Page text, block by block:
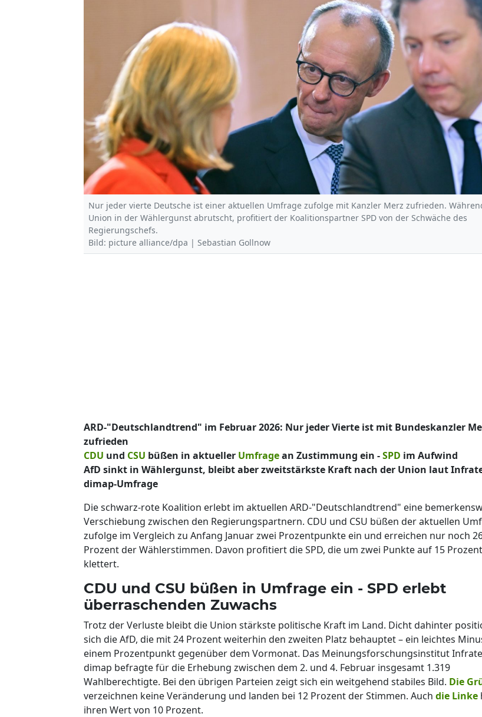
Nur jeder vierte Deutsche ist einer aktuellen Umfrage zufolge mit Kanzler Merz zufrieden.
Union in der Wählergunst abrutscht, profitiert der Koalitionspartner SPD von der Schwäche des
Regierungschefs.
Bild: picture alliance/dpa | Sebastian Gollnow
ARD-"Deutschlandtrend" im Februar 2026: Nur jeder Vierte ist mit Bundeskanzler
zufrieden
CDU und CSU büßen in aktueller Umfragean Zustimmung ein -SPD im Aufwind
AfD sinkt in Wählergunst, bleibt aber zweitstärkste Kraft nach der Union laut
dimap-Umfrage
Die schwarz-rote Koalition erlebt im aktuellen ARD-"Deutschlandtrend" eine
Verschiebung zwischen den Regierungspartnern. CDU und CSU büßen der aktuellen
zufolge im Vergleich zu Anfang Januar zwei Prozentpunkte ein und erreichen nur noch
Prozent der Wählerstimmen. Davon profitiert die SPD, die um zwei Punkte auf 15 Prozent
klettert.
CDU und CSU büßen in Umfrage ein - SPD erlebt
überraschenden Zuwachs
Trotz der Verluste bleibt die Union stärkste politische Kraft im Land. Dicht dahinter
sich die AfD, die mit 24 Prozent weiterhin den zweiten Platz behauptet – ein leichtes
einem Prozentpunkt gegenüber dem Vormonat. Das Meinungsforschungsinstitut
dimap befragte für die Erhebung zwischen dem 2. und 4. Februar insgesamt 1.319
Wahlberechtigte. Bei den übrigen Parteien zeigt sich ein weitgehend stabiles Bild. Die
verzeichnen keine Veränderung und landen bei 12 Prozent der Stimmen. Auch die Linke
ihren Wert von 10 Prozent.